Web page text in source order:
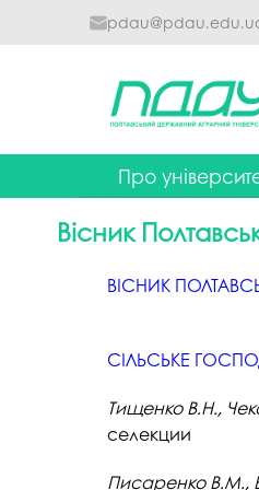
Про
Ректор
Досягнення
Історія
Вісник
ВIСНИК
СІЛЬСЬКЕ
Тищенко В.Н.,
селекции
Писаренко В.М.,